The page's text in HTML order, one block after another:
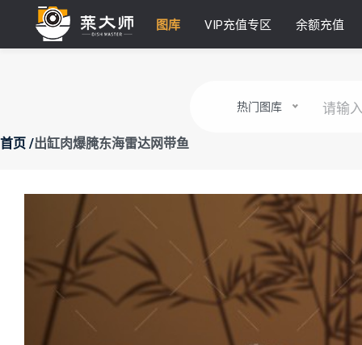
图库 VIP充值专区 余额充值
热门图库
首页 /出缸肉爆腌东海雷达网带鱼